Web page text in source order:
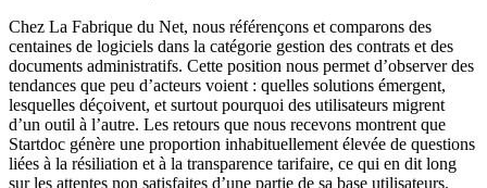
Chez La Fabrique du Net, nous référençons et comparons des
centaines de logiciels dans la catégorie gestion des contrats et des
documents administratifs. Cette position nous permet d’observer des
tendances que peu d’acteurs voient : quelles solutions émergent,
lesquelles déçoivent, et surtout pourquoi des utilisateurs migrent
d’un outil à l’autre. Les retours que nous recevons montrent que
Startdoc génère une proportion inhabituellement élevée de questions
liées à la résiliation et à la transparence tarifaire, ce qui en dit long
sur les attentes non satisfaites d’une partie de sa base utilisateurs.